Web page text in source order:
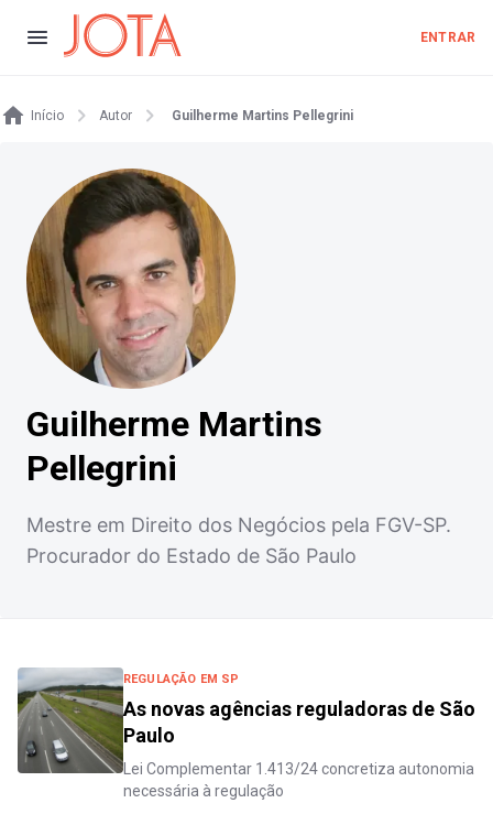
ENTRAR
Início Autor Guilherme Martins Pellegrini
Guilherme Martins
Pellegrini
Mestre em Direito dos Negócios pela FGV-SP.
Procurador do Estado de São Paulo
REGULAÇÃO EM SP
As novas agências reguladoras de São
Paulo
Lei Complementar 1.413/24 concretiza autonomia
necessária à regulação